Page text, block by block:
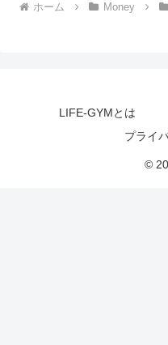
ホーム Money
LIFE-GYMとは
プライ
©